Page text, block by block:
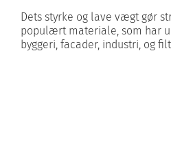
Dets styrke og lave vægt gør
populært materiale, som har
byggeri, facader, industri, og